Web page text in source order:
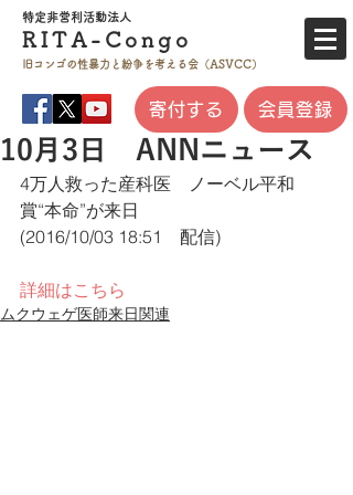
特定非営利活動法人
RITA- Co ngo
旧コンゴの性暴力と 紛争を考える会（ASVCC）
寄付する 会員登録
10月3日 ANNニュース
4万人救った産科医　ノーベル平和
賞“本命”が来日
(2016/10/03 18:51　配信)
詳細はこちら
ムクウェゲ医師来日関連